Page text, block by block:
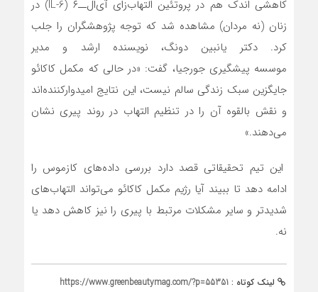
کاهشی اندک هم در پروتئین التهاب‌زای آی‌ال‌ــ۶ (IL-6) در
زنان (نه مردان) مشاهده شد که توجه پژوهشگران را جلب
کرد. دکتر یانبین دونگ، نویسنده‌ ارشد و مدیر
موسسه‌ پیشگیری جورجیا، گفت: «در حالی‌ که مکمل کاکائو
جایگزین سبک زندگی سالم نیست، این نتایج امیدوارکننده‌اند
و نقش بالقوه‌ آن را در تنظیم التهاب در روند پیری نشان
می‌دهند.»
این تیم تحقیقاتی قصد دارد بررسی داده‌های کازموس را
ادامه دهد تا ببیند آیا رژیم مکمل کاکائو می‌تواند التهاب‌های
شدیدتر و سایر مشکلات مرتبط با پیری را نیز کاهش دهد یا
نه.
لینک کوتاه : https://www.greenbeautymag.com/?p=55351